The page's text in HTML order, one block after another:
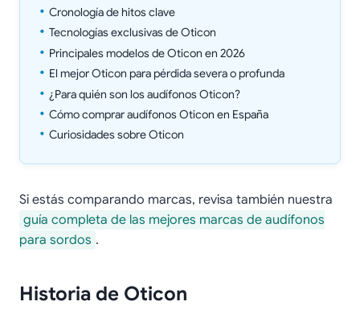
Cronología de hitos clave
Tecnologías exclusivas de Oticon
Principales modelos de Oticon en 2026
El mejor Oticon para pérdida severa o profunda
¿Para quién son los audífonos Oticon?
Cómo comprar audífonos Oticon en España
Curiosidades sobre Oticon
Si estás comparando marcas, revisa también nuestra
guía completa de las mejores marcas de audífonos
para sordos .
Historia de Oticon